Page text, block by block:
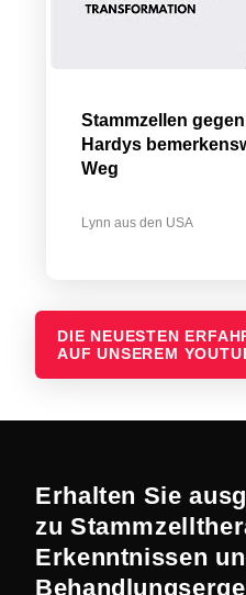
Stammzellen
Hardys
Weg
Lynn aus den USA
DIE NEUESTEN
AUF UNSEREM
Erhalten Sie
zu
Erkenntnissen